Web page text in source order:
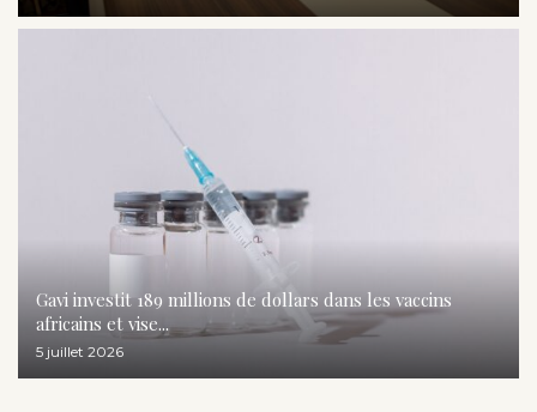
Gavi investit 189 millions de dollars dans les vaccins
africains et vise...
5 juillet 2026